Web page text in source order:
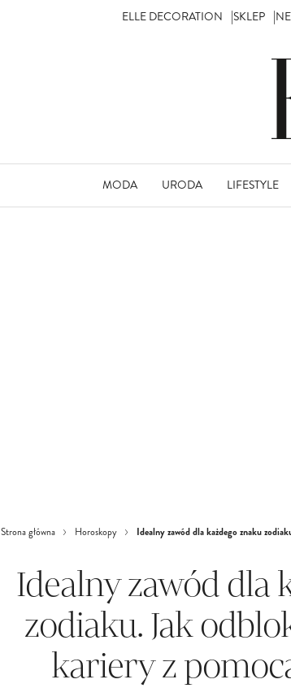
ELLE DECORATION SKLEP
MODA URODA LIFESTYLE
Strona główna Horoskopy Idealny zawód dla każdego znaku
Idealny zawód dla
zodiaku. Jak
kariery z